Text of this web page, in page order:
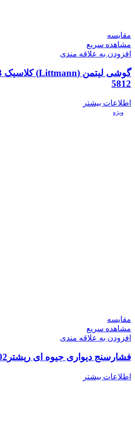
مقایسه
مشاهده سریع
افزودن به علاقه مندی
5812
اطلاعات بیشتر
ویژه
مقایسه
مشاهده سریع
افزودن به علاقه مندی
فشارسنج دیواری جیوه ای ریشتر1102 (Riester)
اطلاعات بیشتر